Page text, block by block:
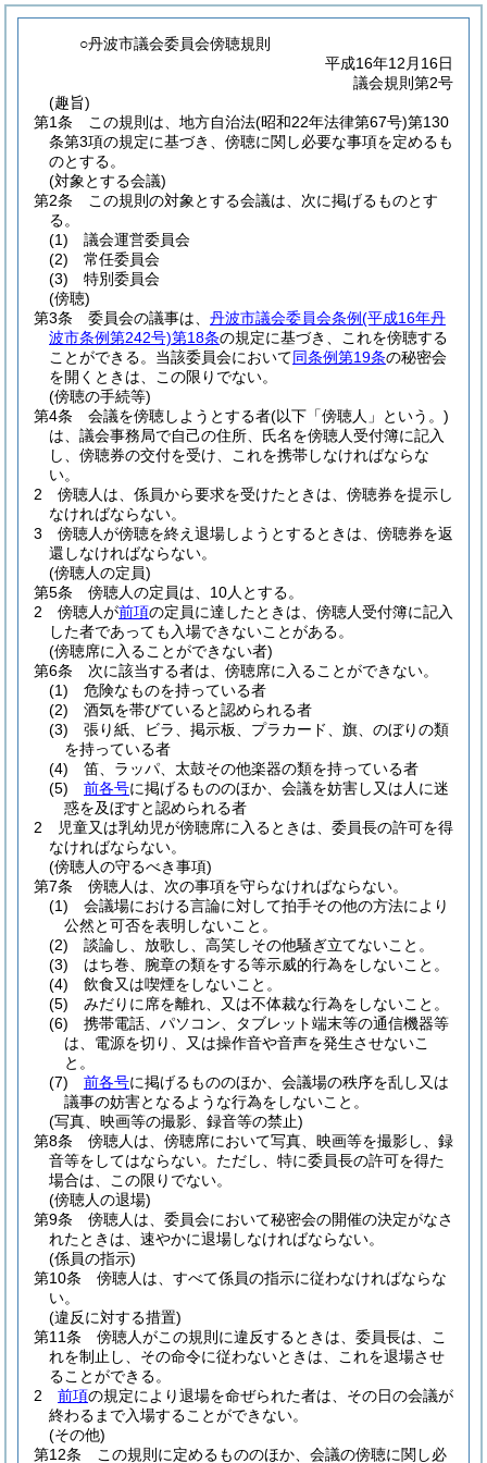
○丹波市議会委員会傍聴規則
平成16年12月16日
議会規則第2号
(趣旨)
第1条
この規則は、地方自治法(昭和22年法律第67号)第130
条第3項の規定に基づき、傍聴に関し必要な事項を定めるも
のとする。
(対象とする会議)
第2条
この規則の対象とする会議は、次に掲げるものとす
る。
(1)
議会運営委員会
(2)
常任委員会
(3)
特別委員会
(傍聴)
第3条
委員会の議事は、 丹波市議会委員会条例(平成16年丹
波市条例第242号)第18条の規定に基づき、これを傍聴する
ことができる。 当該委員会において同条例第19条の秘密会
を開くときは、この限りでない。
(傍聴の手続等)
第4条
会議を傍聴しようとする者(以下「傍聴人」という。)
は、議会事務局で自己の住所、氏名を傍聴人受付簿に記入
し、傍聴券の交付を受け、これを携帯しなければならな
い。
2
傍聴人は、係員から要求を受けたときは、傍聴券を提示し
なければならない。
3
傍聴人が傍聴を終え退場しようとするときは、傍聴券を返
還しなければならない。
(傍聴人の定員)
第5条
傍聴人の定員は、10人とする。
2
傍聴人が前項の定員に達したときは、傍聴人受付簿に記入
した者であっても入場できないことがある。
(傍聴席に入ることができない者)
第6条
次に該当する者は、傍聴席に入ることができない。
(1)
危険なものを持っている者
(2)
酒気を帯びていると認められる者
(3)
張り紙、ビラ、掲示板、プラカード、旗、のぼりの類
を持っている者
(4)
笛、ラッパ、太鼓その他楽器の類を持っている者
(5)
前各号に掲げるもののほか、会議を妨害し又は人に迷
惑を及ぼすと認められる者
2
児童又は乳幼児が傍聴席に入るときは、委員長の許可を得
なければならない。
(傍聴人の守るべき事項)
第7条
傍聴人は、次の事項を守らなければならない。
(1)
会議場における言論に対して拍手その他の方法により
公然と可否を表明しないこと。
(2)
談論し、放歌し、高笑しその他騒ぎ立てないこと。
(3)
はち巻、腕章の類をする等示威的行為をしないこと。
(4)
飲食又は喫煙をしないこと。
(5)
みだりに席を離れ、又は不体裁な行為をしないこと。
(6)
携帯電話、パソコン、タブレット端末等の通信機器等
は、電源を切り、又は操作音や音声を発生させないこ
と。
(7)
前各号に掲げるもののほか、会議場の秩序を乱し又は
議事の妨害となるような行為をしないこと。
(写真、映画等の撮影、録音等の禁止)
第8条
傍聴人は、傍聴席において写真、映画等を撮影し、録
音等をしてはならない。 ただし、特に委員長の許可を得た
場合は、この限りでない。
(傍聴人の退場)
第9条
傍聴人は、委員会において秘密会の開催の決定がなさ
れたときは、速やかに退場しなければならない。
(係員の指示)
第10条
傍聴人は、すべて係員の指示に従わなければならな
い。
(違反に対する措置)
第11条
傍聴人がこの規則に違反するときは、委員長は、こ
れを制止し、その命令に従わないときは、これを退場させ
ることができる。
2
前項の規定により退場を命ぜられた者は、その日の会議が
終わるまで入場することができない。
(その他)
第12条
この規則に定めるもののほか、会議の傍聴に関し必